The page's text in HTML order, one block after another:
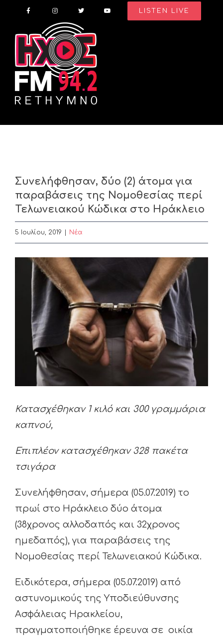
content
LISTEN LIVE
Συνελήφθησαν, δύο (2) άτομα για
παραβάσεις της Νομοθεσίας περί
Τελωνειακού Κώδικα στο Ηράκλειο
5 Ιουλίου, 2019 Nέα
View
Larger
Image
Κατασχέθηκαν 1 κιλό και 300 γραμμάρια
καπνού,
Επιπλέον κατασχέθηκαν 328 πακέτα
τσιγάρα
Συνελήφθησαν, σήμερα (05.07.2019) το
πρωί στο Ηράκλειο δύο άτομα
(38χρονος αλλοδαπός και 32χρονος
ημεδαπός), για παραβάσεις της
Νομοθεσίας περί Τελωνειακού Κώδικα.
Ειδικότερα, σήμερα (05.07.2019) από
αστυνομικούς της Υποδιεύθυνσης
Ασφάλειας Ηρακλείου,
πραγματοποιήθηκε έρευνα σε οικία